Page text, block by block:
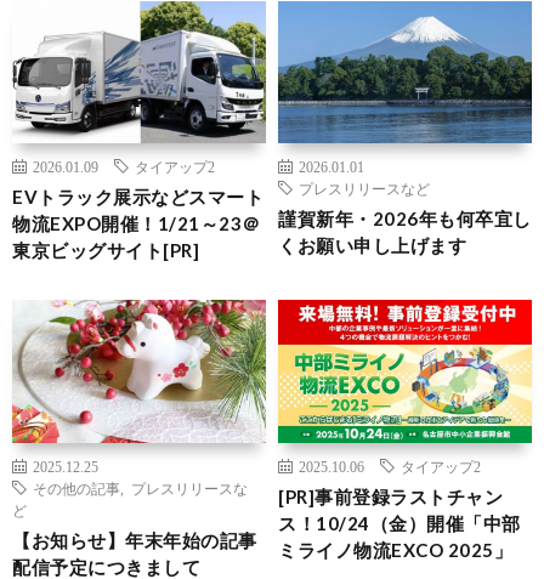
2026.01.09 タイアップ2
EVトラック展示などスマート
物流EXPO開催！1/21～23＠
東京ビッグサイト[PR]
2026.01.01
プレスリリースなど
謹賀新年・2026年も何卒宜し
くお願い申し上げます
2025.12.25
その他の記事
プレスリリースな
ど
【お知らせ】年末年始の記事
配信予定につきまして
2025.10.06 タイアップ2
[PR]事前登録ラストチャン
ス！10/24（金）開催「中部
ミライノ物流EXCO 2025」